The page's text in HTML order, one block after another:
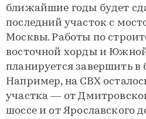
ближайшие годы будет
последний участок с
Москвы. Работы по
восточной хорды и
планируется завершить
Например, на СВХ
участка — от
шоссе и от Ярославского